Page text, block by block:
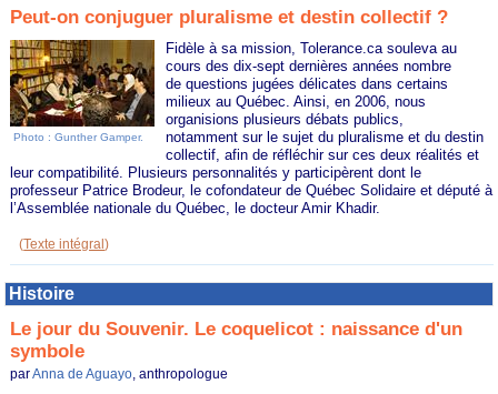
Peut-on conjuguer pluralisme et destin collectif ?
Photo : Gunther Gamper.
Fidèle à sa mission, Tolerance.ca souleva au
cours des dix-sept dernières années nombre
de questions jugées délicates dans certains
milieux au Québec. Ainsi, en 2006, nous
organisions plusieurs débats publics,
notamment sur le sujet du pluralisme et du destin
collectif, afin de réfléchir sur ces deux réalités et
leur compatibilité. Plusieurs personnalités y participèrent dont le
professeur Patrice Brodeur, le cofondateur de Québec Solidaire et député à
l’Assemblée nationale du Québec, le docteur Amir Khadir.
(Texte intégral)
Histoire
Le jour du Souvenir. Le coquelicot : naissance d'un
symbole
parAnna de Aguayo, anthropologue